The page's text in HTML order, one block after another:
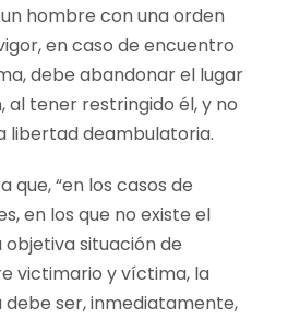
hombre con una orden
en caso de encuentro
debe abandonar el lugar
al tener restringido él, y no
libertad deambulatoria.
que, “en los casos de
en los que no existe el
situación de
victimario y víctima, la
ser, inmediatamente,